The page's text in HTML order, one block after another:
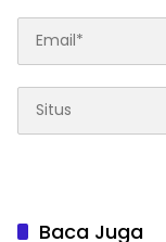
Baca Juga